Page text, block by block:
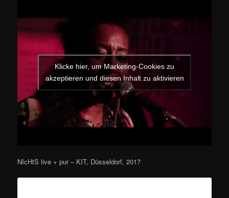
Klicke hier, um Marketing-Cookies zu
akzeptieren und diesen Inhalt zu aktivieren
NIcHtS live + pur – KIT, Düsseldorf, 2017